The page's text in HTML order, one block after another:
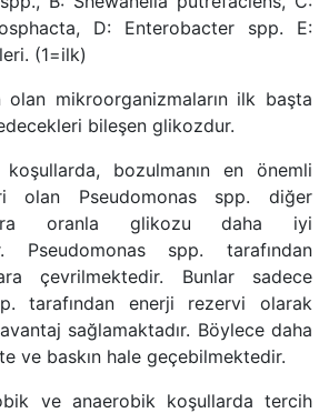
D: Enterobacter spp. E:
(1=ilk)
olan mikroorganizmaların ilk başta
bileşen glikozdur.
bozulmanın en önemli
olan Pseudomonas spp. diğer
oranla glikozu daha iyi
Pseudomonas spp. tarafından
çevrilmektedir. Bunlar sadece
tarafından enerji rezervi olarak
sağlamaktadır. Böylece daha
ve baskın hale geçebilmektedir.
ve anaerobik koşullarda tercih